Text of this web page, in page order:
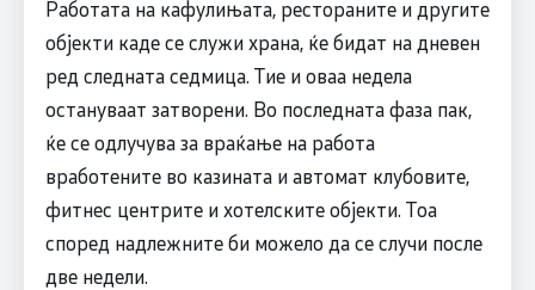
Работата на кафулињата, рестораните и другите
објекти каде се служи храна, ќе бидат на дневен
ред следната седмица. Тие и оваа недела
остануваат затворени. Во последната фаза пак,
ќе се одлучува за враќање на работа
вработените во казината и автомат клубовите,
фитнес центрите и хотелските објекти. Тоа
според надлежните би можело да се случи после
две недели.